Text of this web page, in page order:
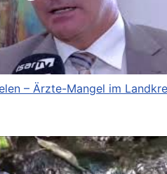
– Ärzte-Mangel im